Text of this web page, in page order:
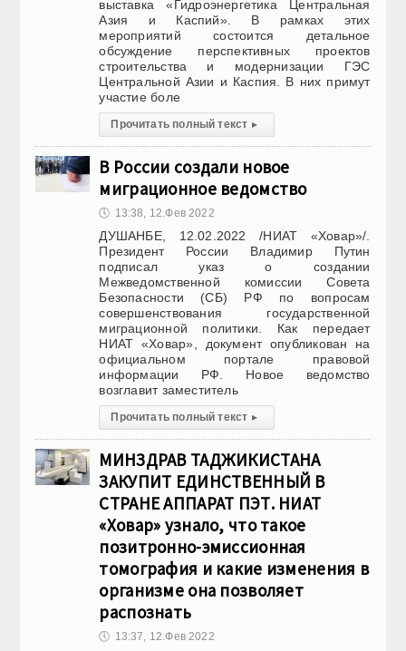
выставка «Гидроэнергетика Центральная
Азия и Каспий». В рамках этих
мероприятий состоится детальное
обсуждение перспективных проектов
строительства и модернизации ГЭС
Центральной Азии и Каспия. В них примут
участие боле
Прочитать полный текст ▸
В России создали новое
миграционное ведомство
🕔 13:38, 12.Фев 2022
ДУШАНБЕ, 12.02.2022 /НИАТ «Ховар»/.
Президент России Владимир Путин
подписал указ о создании
Межведомственной комиссии Совета
Безопасности (СБ) РФ по вопросам
совершенствования государственной
миграционной политики. Как передает
НИАТ «Ховар», документ опубликован на
официальном портале правовой
информации РФ. Новое ведомство
возглавит заместитель
Прочитать полный текст ▸
МИНЗДРАВ ТАДЖИКИСТАНА
ЗАКУПИТ ЕДИНСТВЕННЫЙ В
СТРАНЕ АППАРАТ ПЭТ. НИАТ
«Ховар» узнало, что такое
позитронно-эмиссионная
томография и какие изменения в
организме она позволяет
распознать
🕔 13:37, 12.Фев 2022